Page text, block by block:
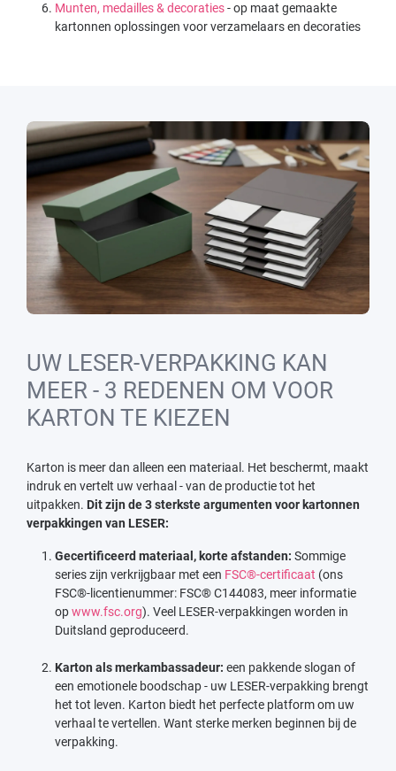
Munten, medailles & decoraties- op maat gemaakte
kartonnen oplossingen voor verzamelaars en decoraties
UW LESER-VERPAKKING KAN
MEER - 3 REDENEN OM VOOR
KARTON TE KIEZEN
Karton is meer dan alleen een materiaal. Het beschermt, maakt
indruk en vertelt uw verhaal - van de productie tot het
uitpakken. Dit zijn de 3 sterkste argumenten voor kartonnen
verpakkingen van LESER:
Gecertificeerd materiaal, korte afstanden: Sommige
series zijn verkrijgbaar met een FSC®-certificaat (ons
FSC®-licentienummer: FSC® C144083, meer informatie
opwww.fsc.org). Veel LESER-verpakkingen worden in
Duitsland geproduceerd.
Karton als merkambassadeur: een pakkende slogan of
een emotionele boodschap - uw LESER-verpakking brengt
het tot leven. Karton biedt het perfecte platform om uw
verhaal te vertellen. Want sterke merken beginnen bij de
verpakking.